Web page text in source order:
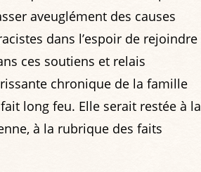
aveuglément des causes
dans l’espoir de rejoindre
ces soutiens et relais
chronique de la famille
long feu. Elle serait restée à la
à la rubrique des faits